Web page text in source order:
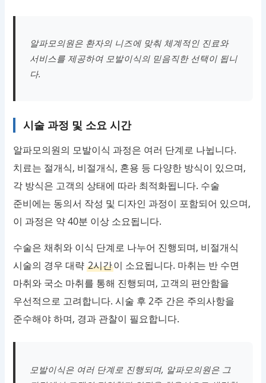
알파모의원은 환자의 니즈에 맞춰 체계적인 진료와
서비스를 제공하여 모발이식의 믿음직한 선택이 됩니
다.
시술 과정 및 소요 시간
알파모의원의 모발이식 과정은 여러 단계로 나뉩니다.
치료는 절개식, 비절개식, 혼용 등 다양한 방식이 있으며,
각 방식은 고객의 상태에 따라 최적화됩니다. 수술
준비에는 동의서 작성 및 디자인 과정이 포함되어 있으며,
이 과정은 약 40분 이상 소요됩니다.
수술은 채취와 이식 단계로 나누어 진행되며, 비절개식
시술의 경우 대략2시간이 소요됩니다. 마취는 반 수면
마취와 국소 마취를 통해 진행되며, 고객의 편안함을
우선적으로 고려합니다. 시술 후 2주 간은 주의사항을
준수해야 하며, 경과 관찰이 필요합니다.
모발이식은 여러 단계로 진행되며, 알파모의원은 그